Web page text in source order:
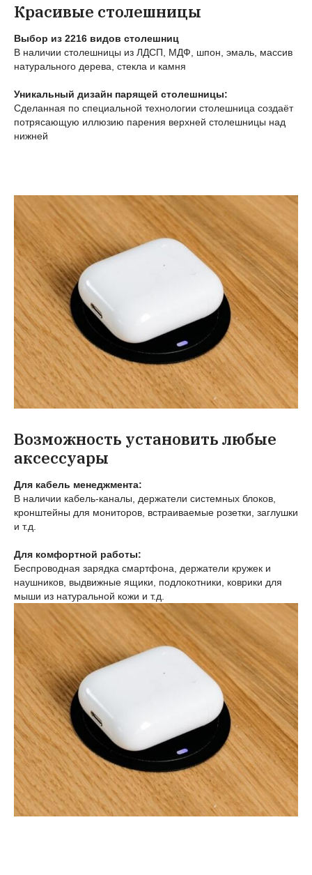
Красивые столешницы
Выбор из 2216 видов столешниц
В наличии столешницы из ЛДСП, МДФ, шпон, эмаль, массив
натурального дерева, стекла и камня
Уникальный дизайн парящей столешницы:
Сделанная по специальной технологии столешница создаёт
потрясающую иллюзию парения верхней столешницы над
нижней
Возможность установить любые
аксессуары
Для кабель менеджмента:
В наличии кабель-каналы, держатели системных блоков,
кронштейны для мониторов, встраиваемые розетки, заглушки
и т.д.
Для комфортной работы:
Беспроводная зарядка смартфона, держатели кружек и
наушников, выдвижные ящики, подлокотники, коврики для
мыши из натуральной кожи и т.д.